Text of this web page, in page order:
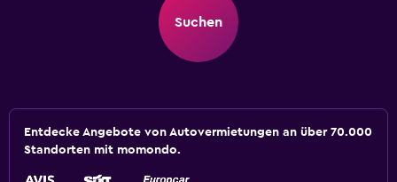
Suchen
Entdecke Angebote von Autovermietungen an über 70.000
Standorten mit momondo.